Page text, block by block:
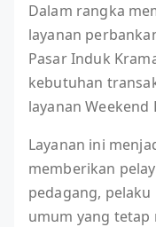
Dalam rangka
layanan
Pasar Induk
kebutuhan
layanan Weekend
Layanan ini
memberikan
pedagang,
umum yang tetap